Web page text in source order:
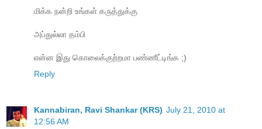
மிக்க நன்றி உங்கள் கருத்துக்கு
அப்துல்லா தம்பி
என்ன இது கொலைக்குற்றமா பண்ணீட்டிங்க ;)
Reply
Kannabiran, Ravi Shankar (KRS) July 21, 2010 at
12:56 AM